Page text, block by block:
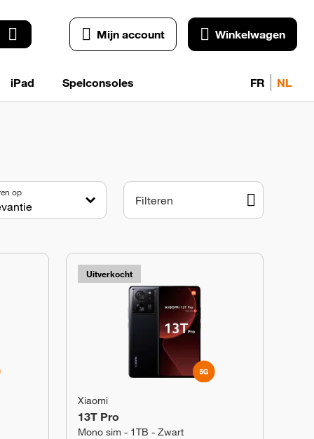
Mijn account Winkelwagen
iPad Spelconsoles FR NL
op
Filteren
Uitverkocht
Xiaomi
13T Pro
Mono sim - 1TB - Zwart